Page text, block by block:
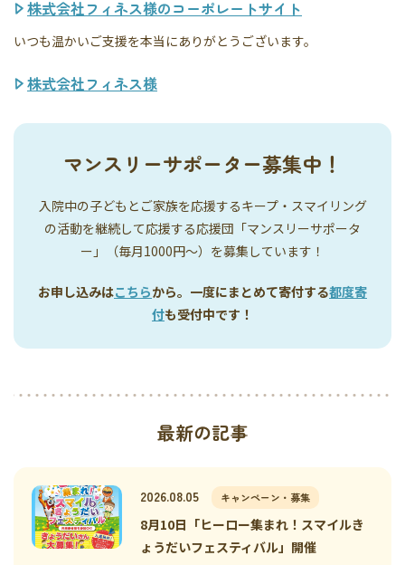
株式会社フィネス様のコーポレートサイト
いつも温かいご支援を本当にありがとうございます。
株式会社フィネス様
マンスリーサポーター募集中！
入院中の子どもとご家族を応援するキープ・スマイリング
の活動を継続して応援する応援団「マンスリーサポータ
ー」（毎月1000円〜）を募集しています！
お申し込みはこちらから。一度にまとめて寄付する都度寄
付も受付中です！
最新の記事
2026.08.05 キャンペーン・募集
8月10日「ヒーロー集まれ！スマイルき
ょうだいフェスティバル」開催